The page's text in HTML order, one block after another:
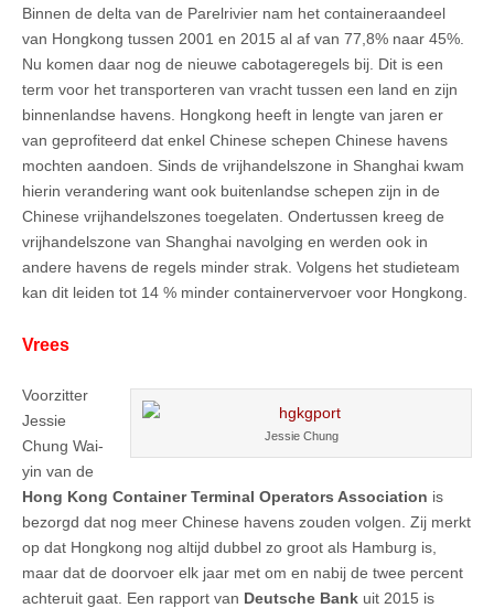
Binnen de delta van de Parelrivier nam het containeraandeel
van Hongkong tussen 2001 en 2015 al af van 77,8% naar 45%.
Nu komen daar nog de nieuwe cabotageregels bij. Dit is een
term voor het transporteren van vracht tussen een land en zijn
binnenlandse havens. Hongkong heeft in lengte van jaren er
van geprofiteerd dat enkel Chinese schepen Chinese havens
mochten aandoen. Sinds de vrijhandelszone in Shanghai kwam
hierin verandering want ook buitenlandse schepen zijn in de
Chinese vrijhandelszones toegelaten. Ondertussen kreeg de
vrijhandelszone van Shanghai navolging en werden ook in
andere havens de regels minder strak. Volgens het studieteam
kan dit leiden tot 14 % minder containervervoer voor Hongkong.
Vrees
Jessie Chung
Voorzitter
Jessie
Chung Wai-
yin van de
Hong Kong Container Terminal Operators Association is
bezorgd dat nog meer Chinese havens zouden volgen. Zij merkt
op dat Hongkong nog altijd dubbel zo groot als Hamburg is,
maar dat de doorvoer elk jaar met om en nabij de twee percent
achteruit gaat. Een rapport van Deutsche Bank uit 2015 is